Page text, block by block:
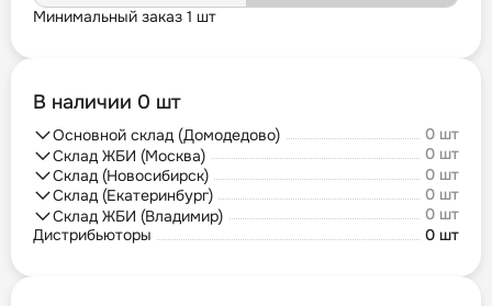
Минимальный заказ 1 шт
В наличии 0 шт
Основной склад (Домодедово)
0 шт
Склад ЖБИ (Москва)
0 шт
Склад (Новосибирск)
0 шт
Склад (Екатеринбург)
0 шт
Склад ЖБИ (Владимир)
0 шт
Дистрибьюторы
0 шт